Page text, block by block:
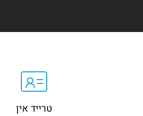
במיוחד.
טרייד אין